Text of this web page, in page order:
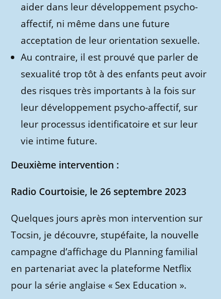
aider dans leur développement psycho-
affectif, ni même dans une future
acceptation de leur orientation sexuelle.
Au contraire, il est prouvé que parler de
sexualité trop tôt à des enfants peut avoir
des risques très importants à la fois sur
leur développement psycho-affectif, sur
leur processus identificatoire et sur leur
vie intime future.
Deuxième intervention :
Radio Courtoisie, le 26 septembre 2023
Quelques jours après mon intervention sur
Tocsin, je découvre, stupéfaite, la nouvelle
campagne d’affichage du Planning familial
en partenariat avec la plateforme Netflix
pour la série anglaise « Sex Education ».